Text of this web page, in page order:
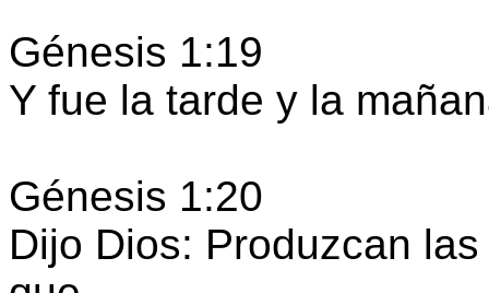
Génesis 1:19
Y fue la tarde y la
Génesis 1:20
Dijo Dios: Produzcan